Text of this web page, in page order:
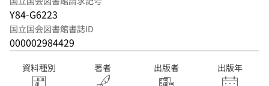
Y84-G6223
国立国会図書館書誌ID
000002984429
資料種別 著者 出版者 出版年